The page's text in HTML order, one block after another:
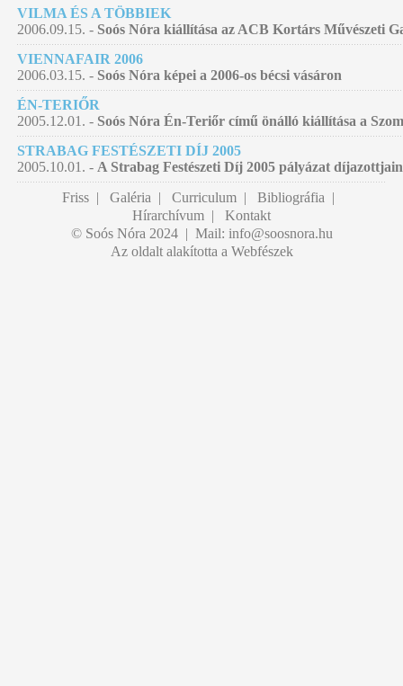
VILMA ÉS A TÖBBIEK
2006.09.15. - Soós Nóra kiállítása az ACB Kortárs Művészeti
VIENNAFAIR 2006
2006.03.15. - Soós Nóra képei a 2006-os bécsi vásáron
ÉN-TERIŐR
2005.12.01. - Soós Nóra Én-Teriőr című önálló kiállítása a
STRABAG FESTÉSZETI DÍJ 2005
2005.10.01. - A Strabag Festészeti Díj 2005 pályázat
Friss| Galéria | Curriculum| Bibliográfia |
Hírarchívum | Kontakt
© Soós Nóra 2024 | Mail: info@soosnora.hu
Az oldalt alakította a Webfészek